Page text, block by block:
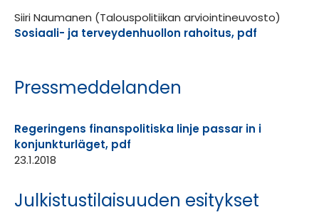
Siiri Naumanen (Talouspolitiikan arviointineuvosto)
Sosiaali- ja terveydenhuollon rahoitus, pdf
Pressmeddelanden
Regeringens finanspolitiska linje passar in i
konjunkturläget, pdf
23.1.2018
Julkistustilaisuuden esitykset